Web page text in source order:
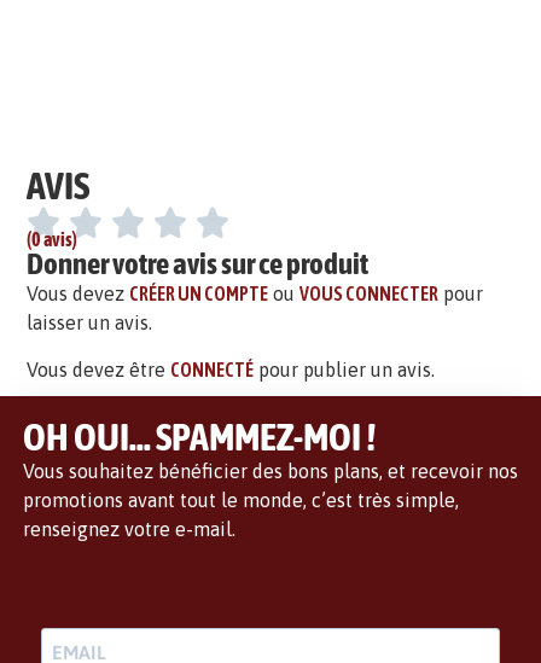
AVIS
(0 avis)
Donner votre avis sur ce produit
Vous devez CRÉER UN COMPTE ouVOUS CONNECTER pour
laisser un avis.
Vous devez être CONNECTÉ pour publier un avis.
OH OUI... SPAMMEZ-MOI !
Vous souhaitez bénéficier des bons plans, et recevoir nos
promotions avant tout le monde, c’est très simple,
renseignez votre e-mail.